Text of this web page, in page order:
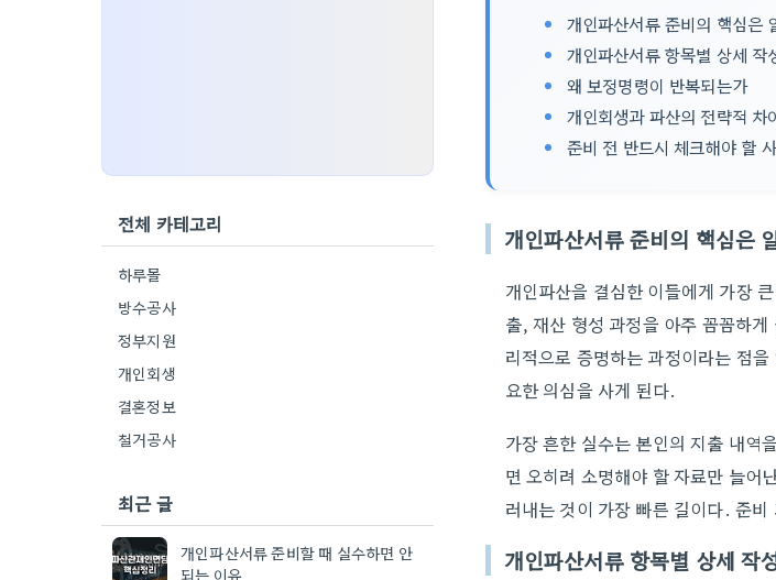
개인파산서류 준비의 핵심은
개인파산서류 항목별 상세 작
왜 보정명령이 반복되는가
개인회생과 파산의 전략적 차
준비 전 반드시 체크해야 할
개인파산서류 준비의 핵심은
개인파산을 결심한 이들에게 가장
출, 재산 형성 과정을 아주 꼼꼼하
리적으로 증명하는 과정이라는 점
요한 의심을 사게 된다.
가장 흔한 실수는 본인의 지출 내역
면 오히려 소명해야 할 자료만 늘어
러내는 것이 가장 빠른 길이다. 준
개인파산서류 항목별 상세 작
전체 카테고리
하루몰
방수공사
정부지원
개인회생
결혼정보
철거공사
최근 글
개인파산서류 준비할 때 실수하면 안
되는 이유